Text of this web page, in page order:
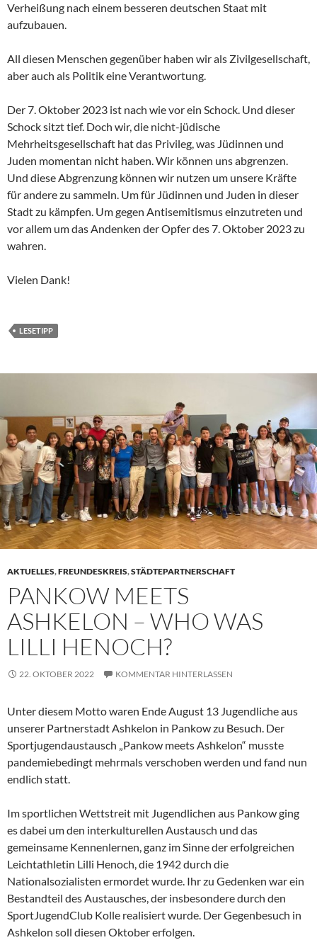
Verheißung nach einem besseren deutschen Staat mit
aufzubauen.
All diesen Menschen gegenüber haben wir als Zivilgesellschaft,
aber auch als Politik eine Verantwortung.
Der 7. Oktober 2023 ist nach wie vor ein Schock. Und dieser
Schock sitzt tief. Doch wir, die nicht-jüdische
Mehrheitsgesellschaft hat das Privileg, was Jüdinnen und
Juden momentan nicht haben. Wir können uns abgrenzen.
Und diese Abgrenzung können wir nutzen um unsere Kräfte
für andere zu sammeln. Um für Jüdinnen und Juden in dieser
Stadt zu kämpfen. Um gegen Antisemitismus einzutreten und
vor allem um das Andenken der Opfer des 7. Oktober 2023 zu
wahren.
Vielen Dank!
LESETIPP
AKTUELLES,FREUNDESKREIS,STÄDTEPARTNERSCHAFT
PANKOW MEETS
ASHKELON – WHO WAS
LILLI HENOCH?
22. OKTOBER 2022 KOMMENTAR HINTERLASSEN
Unter diesem Motto waren Ende August 13 Jugendliche aus
unserer Partnerstadt Ashkelon in Pankow zu Besuch. Der
Sportjugendaustausch „Pankow meets Ashkelon“ musste
pandemiebedingt mehrmals verschoben werden und fand nun
endlich statt.
Im sportlichen Wettstreit mit Jugendlichen aus Pankow ging
es dabei um den interkulturellen Austausch und das
gemeinsame Kennenlernen, ganz im Sinne der erfolgreichen
Leichtathletin Lilli Henoch, die 1942 durch die
Nationalsozialisten ermordet wurde. Ihr zu Gedenken war ein
Bestandteil des Austausches, der insbesondere durch den
SportJugendClub Kolle realisiert wurde. Der Gegenbesuch in
Ashkelon soll diesen Oktober erfolgen.